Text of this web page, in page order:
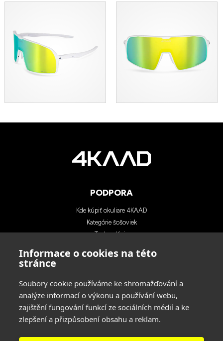
Informace o cookies na této
stránce
Soubory cookie používáme ke shromažďování a
analýze informací o výkonu a používání webu,
zajištění fungování funkcí ze sociálních médií a ke
zlepšení a přizpůsobení obsahu a reklam.
PODPORA
Kde kúpiť okuliare 4KAAD
Kategórie šošoviek
Technológia
Kontakty
KONTAKTY
INA SPORT spol. s r.o.
Adresa: Hlavní 729/114, 664 31 Lelekovice,